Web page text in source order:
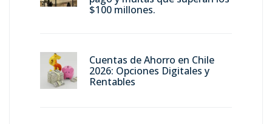
$100 millones.
Cuentas de Ahorro en Chile
2026: Opciones Digitales y
Rentables